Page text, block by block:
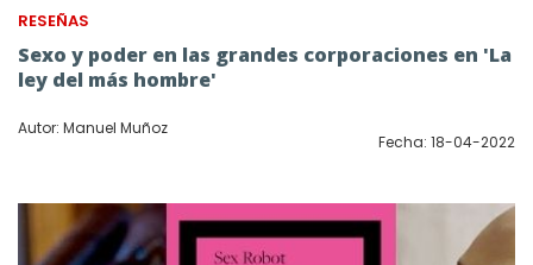
RESEÑAS
Sexo y poder en las grandes corporaciones en 'La
ley del más hombre'
Autor: Manuel Muñoz
Fecha: 18-04-2022